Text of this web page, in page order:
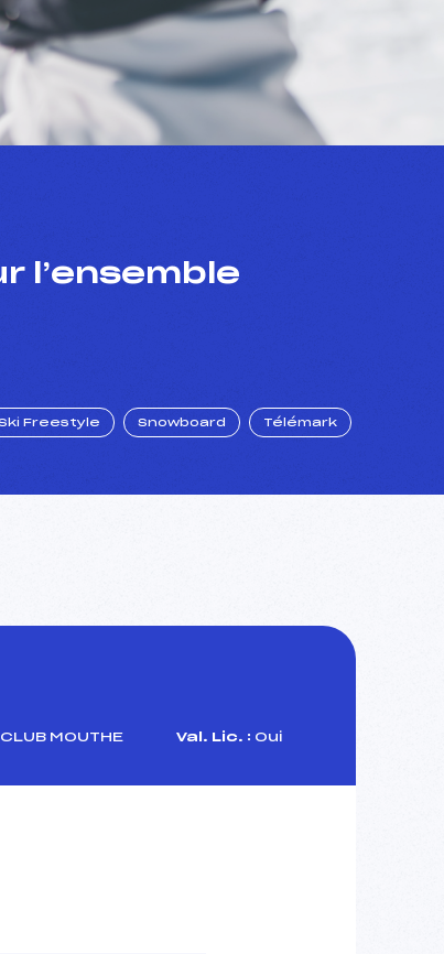
l’ensemble
Freestyle Snowboard Télémark
MOUTHE Val. Lic. : Oui